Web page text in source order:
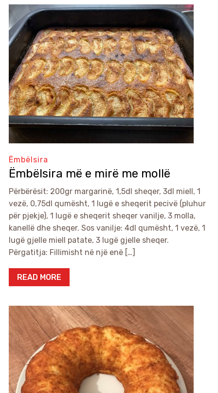
Ëmbëlsira
Ëmbëlsira më e mirë me mollë
Përbërësit: 200gr margarinë, 1,5dl sheqer, 3dl miell, 1
vezë, 0,75dl qumësht, 1 lugë e sheqerit pecivë (pluhur
për pjekje), 1 lugë e sheqerit sheqer vanilje, 3 molla,
kanellë dhe sheqer. Sos vanilje: 4dl qumësht, 1 vezë, 1
lugë gjelle miell patate, 3 lugë gjelle sheqer.
Përgatitja: Fillimisht në një enë […]
READ MORE